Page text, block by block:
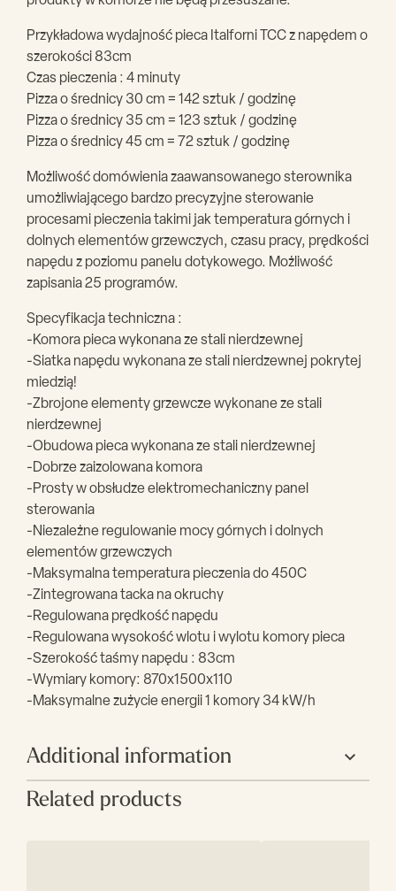
Przykładowa wydajność pieca Italforni TCC z napędem o
szerokości 83cm
Czas pieczenia : 4 minuty
Pizza o średnicy 30 cm = 142 sztuk / godzinę
Pizza o średnicy 35 cm = 123 sztuk / godzinę
Pizza o średnicy 45 cm = 72 sztuk / godzinę
Możliwość domówienia zaawansowanego sterownika
umożliwiającego bardzo precyzyjne sterowanie
procesami pieczenia takimi jak temperatura górnych i
dolnych elementów grzewczych, czasu pracy, prędkości
napędu z poziomu panelu dotykowego. Możliwość
zapisania 25 programów.
Specyfikacja techniczna :
-Komora pieca wykonana ze stali nierdzewnej
-Siatka napędu wykonana ze stali nierdzewnej pokrytej
miedzią!
-Zbrojone elementy grzewcze wykonane ze stali
nierdzewnej
-Obudowa pieca wykonana ze stali nierdzewnej
-Dobrze zaizolowana komora
-Prosty w obsłudze elektromechaniczny panel
sterowania
-Niezależne regulowanie mocy górnych i dolnych
elementów grzewczych
-Maksymalna temperatura pieczenia do 450C
-Zintegrowana tacka na okruchy
-Regulowana prędkość napędu
-Regulowana wysokość wlotu i wylotu komory pieca
-Szerokość taśmy napędu : 83cm
-Wymiary komory: 870x1500x110
-Maksymalne zużycie energii 1 komory 34 kW/h
Additional information
Głębokość(mm) 750
Related products